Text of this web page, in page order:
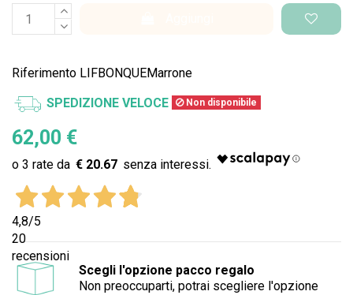
Riferimento LIFBONQUEMarrone
SPEDIZIONE VELOCE Non disponibile
62,00 €
€ 20.67
4,8/5
20
recensioni
Scegli l'opzione pacco regalo
Non preoccuparti, potrai scegliere l'opzione